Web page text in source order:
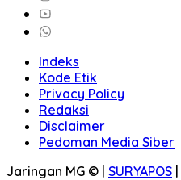
Indeks
Kode Etik
Privacy Policy
Redaksi
Disclaimer
Pedoman Media Siber
Jaringan MG © | SURYAPOS |